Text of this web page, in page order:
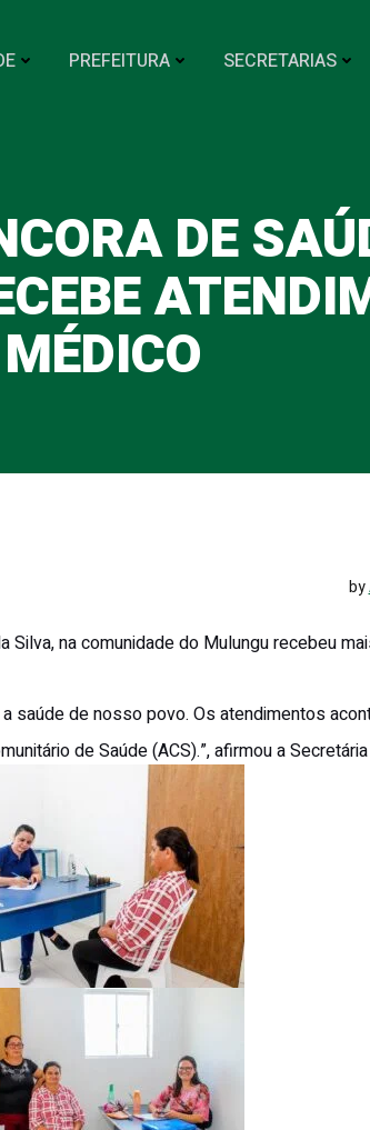
PREFEITURA SECRETARIAS
DE
MÉDICO
by
Silva, na comunidade do Mulungu recebeu
saúde de nosso povo. Os atendimentos
de Saúde (ACS).”, afirmou a